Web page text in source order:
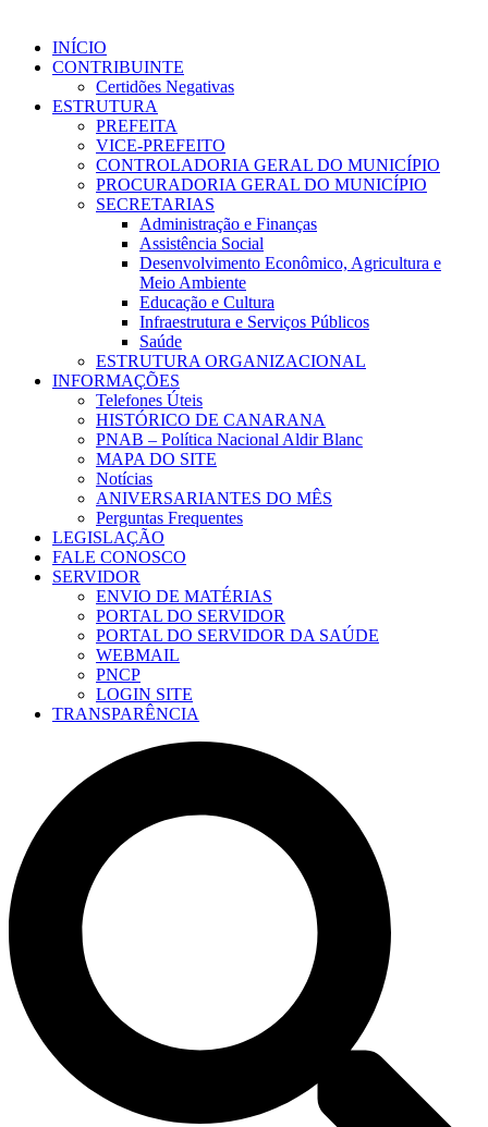
INÍCIO
CONTRIBUINTE
Certidões Negativas
ESTRUTURA
PREFEITA
VICE-PREFEITO
CONTROLADORIA GERAL DO MUNICÍPIO
PROCURADORIA GERAL DO MUNICÍPIO
SECRETARIAS
Administração e Finanças
Assistência Social
Desenvolvimento Econômico, Agricultura e
Meio Ambiente
Educação e Cultura
Infraestrutura e Serviços Públicos
Saúde
ESTRUTURA ORGANIZACIONAL
INFORMAÇÕES
Telefones Úteis
HISTÓRICO DE CANARANA
PNAB – Política Nacional Aldir Blanc
MAPA DO SITE
Notícias
ANIVERSARIANTES DO MÊS
Perguntas Frequentes
LEGISLAÇÃO
FALE CONOSCO
SERVIDOR
ENVIO DE MATÉRIAS
PORTAL DO SERVIDOR
PORTAL DO SERVIDOR DA SAÚDE
WEBMAIL
PNCP
LOGIN SITE
TRANSPARÊNCIA